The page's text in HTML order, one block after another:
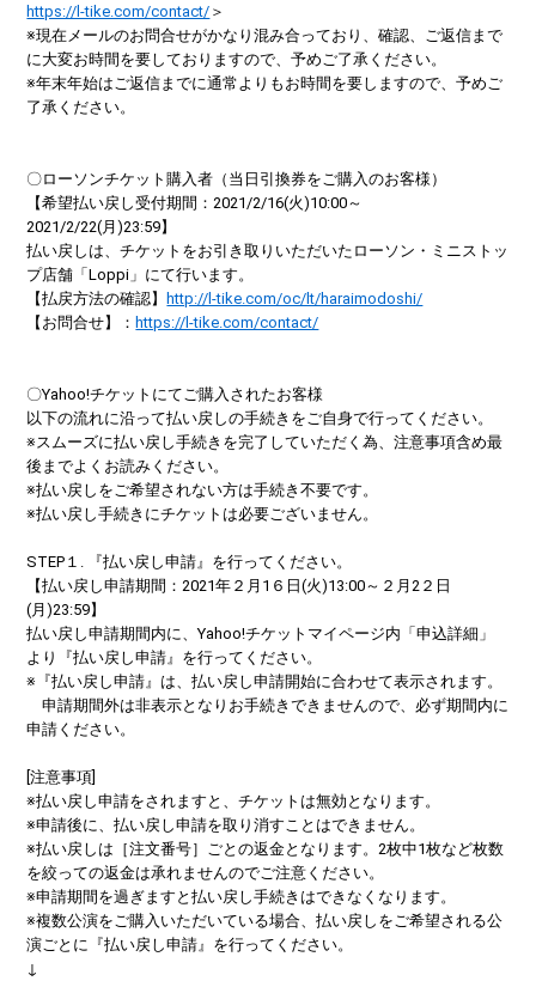
https://l-tike.com/contact/ ＞
※現在メールのお問合せがかなり混み合っており、確認、ご返信まで
に大変お時間を要しておりますので、予めご了承ください。
※年末年始はご返信までに通常よりもお時間を要しますので、予めご
了承ください。
〇ローソンチケット購入者（当日引換券をご購入のお客様）
【希望払い戻し受付期間：2021/2/16(火)10:00～
2021/2/22(月)23:59】
払い戻しは、チケットをお引き取りいただいたローソン・ミニストッ
プ店舗「Loppi」にて行います。
【払戻方法の確認】http://l-tike.com/oc/lt/haraimodoshi/
【お問合せ】：https://l-tike.com/contact/
〇Yahoo!チケットにてご購入されたお客様
以下の流れに沿って払い戻しの手続きをご自身で行ってください。
※スムーズに払い戻し手続きを完了していただく為、注意事項含め最
後までよくお読みください。
※払い戻しをご希望されない方は手続き不要です。
※払い戻し手続きにチケットは必要ございません。
STEP１. 『払い戻し申請』を行ってください。
【払い戻し申請期間：2021年２月1６日(火)13:00～２月2２日
(月)23:59】
払い戻し申請期間内に、Yahoo!チケットマイページ内「申込詳細」
より『払い戻し申請』を行ってください。
※『払い戻し申請』は、払い戻し申請開始に合わせて表示されます。
申請期間外は非表示となりお手続きできませんので、必ず期間内に
申請ください。
[注意事項]
※払い戻し申請をされますと、チケットは無効となります。
※申請後に、払い戻し申請を取り消すことはできません。
※払い戻しは［注文番号］ごとの返金となります。2枚中1枚など枚数
を絞っての返金は承れませんのでご注意ください。
※申請期間を過ぎますと払い戻し手続きはできなくなります。
※複数公演をご購入いただいている場合、払い戻しをご希望される公
演ごとに『払い戻し申請』を行ってください。
↓